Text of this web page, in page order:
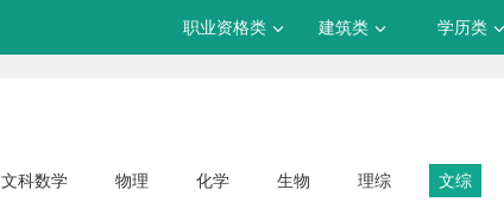
职业资格类 建筑类 学历类
文科数学 物理 化学 生物 理综 文综